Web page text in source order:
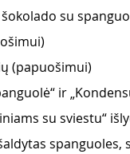
šokolado su
(papuošimui)
ir
su sviestu“
spanguoles,